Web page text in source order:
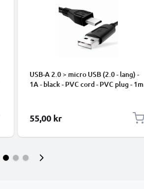
USB-A 2.0 > micro USB (2.0 - lang) -
1A - black - PVC cord - PVC plug - 1m
55,00 kr